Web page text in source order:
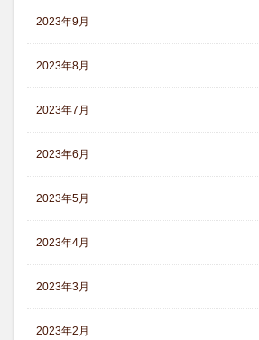
2023年9月
2023年8月
2023年7月
2023年6月
2023年5月
2023年4月
2023年3月
2023年2月